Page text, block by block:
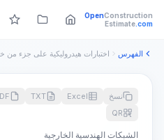
OpenConstruction
Estimate.com
الفهرس اختبارات هيدروليكية على جزء من
نسخ Excel
TXT
QR
الشبكات الهندسية الخارجية